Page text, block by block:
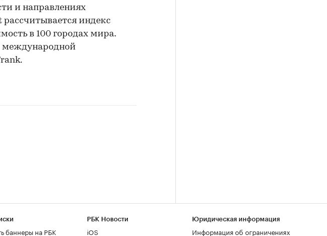
и направлениях
рассчитывается индекс
в 100 городах мира.
международной
баннеры на РБК
РБК Новости
iOS
Юридическая информация
Информация об ограничениях